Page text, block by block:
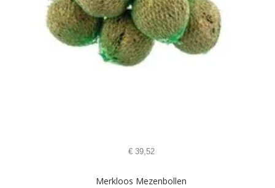
€39,52
Merkloos Mezenbollen